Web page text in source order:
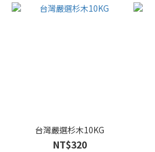
台灣嚴選杉木10KG
NT$320